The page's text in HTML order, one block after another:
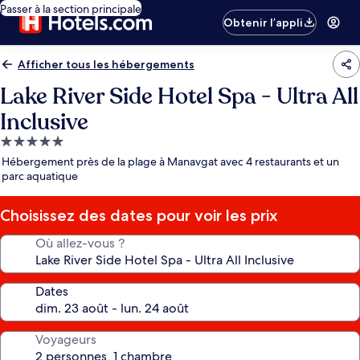
Passer à la section principale
Obtenir l’appli
Afficher tous les hébergements
Lake River Side Hotel Spa - Ultra All
Inclusive
Hébergement
5.0 étoiles
Hébergement près de la plage à Manavgat avec 4 restaurants et un
parc aquatique
Choisissez des dates pour voir les prix
Où allez-vous ?
Dates
Voyageurs